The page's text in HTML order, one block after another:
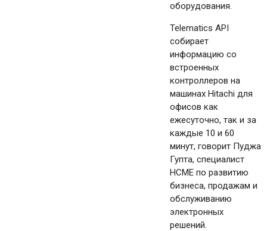
оборудования.
Telematics API
собирает
информацию со
встроенных
контроллеров на
машинах Hitachi для
офисов как
ежесуточно, так и за
каждые 10 и 60
минут, говорит Пуджа
Гупта, специалист
HCME по развитию
бизнеса, продажам и
обслуживанию
электронных
решений.